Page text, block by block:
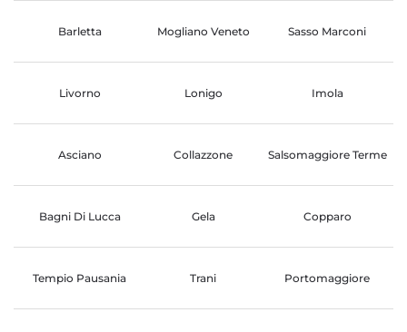
Barletta Mogliano Veneto Sasso Marconi
Livorno Lonigo Imola
Asciano Collazzone Salsomaggiore Terme
Bagni Di Lucca Gela Copparo
Tempio Pausania Trani Portomaggiore